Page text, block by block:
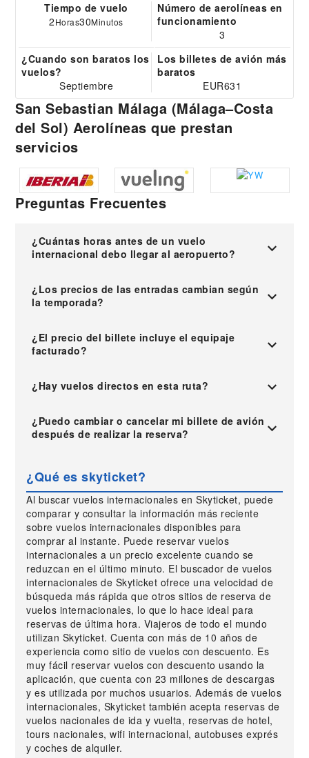
Tiempo de vuelo
2Horas30Minutos
Número de aerolíneas en
funcionamiento
3
¿Cuando son baratos los
vuelos?
Septiembre
Los billetes de avión más
baratos
EUR631
San Sebastian Málaga (Málaga–Costa
del Sol) Aerolíneas que prestan
servicios
Preguntas Frecuentes
¿Cuántas horas antes de un vuelo
internacional debo llegar al aeropuerto?
¿Los precios de las entradas cambian según
la temporada?
¿El precio del billete incluye el equipaje
facturado?
¿Hay vuelos directos en esta ruta?
¿Puedo cambiar o cancelar mi billete de avión
después de realizar la reserva?
¿Qué es skyticket?
Al buscar vuelos internacionales en Skyticket, puede
comparar y consultar la información más reciente
sobre vuelos internacionales disponibles para
comprar al instante. Puede reservar vuelos
internacionales a un precio excelente cuando se
reduzcan en el último minuto. El buscador de vuelos
internacionales de Skyticket ofrece una velocidad de
búsqueda más rápida que otros sitios de reserva de
vuelos internacionales, lo que lo hace ideal para
reservas de última hora. Viajeros de todo el mundo
utilizan Skyticket. Cuenta con más de 10 años de
experiencia como sitio de vuelos con descuento. Es
muy fácil reservar vuelos con descuento usando la
aplicación, que cuenta con 23 millones de descargas
y es utilizada por muchos usuarios. Además de vuelos
internacionales, Skyticket también acepta reservas de
vuelos nacionales de ida y vuelta, reservas de hotel,
tours nacionales, wifi internacional, autobuses exprés
y coches de alquiler.